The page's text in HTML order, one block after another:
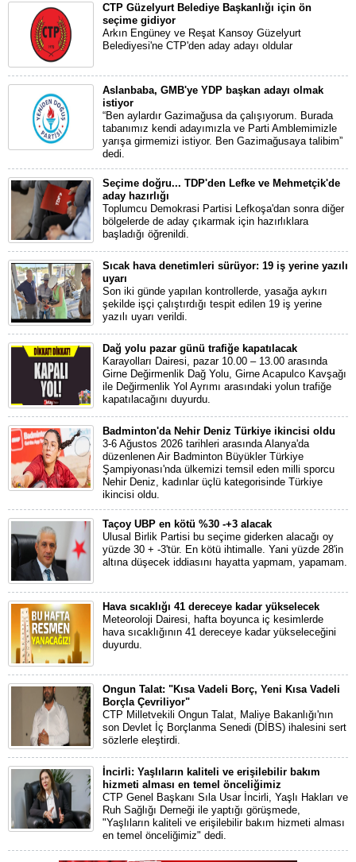
CTP Güzelyurt Belediye Başkanlığı için ön
seçime gidiyor
Arkın Engüney ve Reşat Kansoy Güzelyurt
Belediyesi'ne CTP'den aday adayı oldular
Aslanbaba, GMB'ye YDP başkan adayı olmak
istiyor
“Ben aylardır Gazimağusa da çalışıyorum. Burada
tabanımız kendi adayımızla ve Parti Amblemimizle
yarışa girmemizi istiyor. Ben Gazimağusaya talibim”
dedi.
Seçime doğru... TDP'den Lefke ve Mehmetçik'de
aday hazırlığı
Toplumcu Demokrasi Partisi Lefkoşa'dan sonra diğer
bölgelerde de aday çıkarmak için hazırlıklara
başladığı öğrenildi.
Sıcak hava denetimleri sürüyor: 19 iş yerine yazılı
uyarı
Son iki günde yapılan kontrollerde, yasağa aykırı
şekilde işçi çalıştırdığı tespit edilen 19 iş yerine
yazılı uyarı verildi.
Dağ yolu pazar günü trafiğe kapatılacak
Karayolları Dairesi, pazar 10.00 – 13.00 arasında
Girne Değirmenlik Dağ Yolu, Girne Acapulco Kavşağı
ile Değirmenlik Yol Ayrımı arasındaki yolun trafiğe
kapatılacağını duyurdu.
Badminton'da Nehir Deniz Türkiye ikincisi oldu
3-6 Ağustos 2026 tarihleri arasında Alanya'da
düzenlenen Air Badminton Büyükler Türkiye
Şampiyonası'nda ülkemizi temsil eden milli sporcu
Nehir Deniz, kadınlar üçlü kategorisinde Türkiye
ikincisi oldu.
Taçoy UBP en kötü %30 -+3 alacak
Ulusal Birlik Partisi bu seçime giderken alacağı oy
yüzde 30 + -3'tür. En kötü ihtimalle. Yani yüzde 28'in
altına düşecek iddiasını hayatta yapmam, yapamam.
Hava sıcaklığı 41 dereceye kadar yükselecek
Meteoroloji Dairesi, hafta boyunca iç kesimlerde
hava sıcaklığının 41 dereceye kadar yükseleceğini
duyurdu.
Ongun Talat: "Kısa Vadeli Borç, Yeni Kısa Vadeli
Borçla Çevriliyor"
CTP Milletvekili Ongun Talat, Maliye Bakanlığı'nın
son Devlet İç Borçlanma Senedi (DİBS) ihalesini sert
sözlerle eleştirdi.
İncirli: Yaşlıların kaliteli ve erişilebilir bakım
hizmeti alması en temel önceliğimiz
CTP Genel Başkanı Sıla Usar İncirli, Yaşlı Hakları ve
Ruh Sağlığı Derneği ile yaptığı görüşmede,
"Yaşlıların kaliteli ve erişilebilir bakım hizmeti alması
en temel önceliğimiz" dedi.